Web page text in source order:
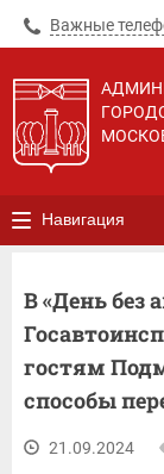
Важные
Навигация
В «День без
гостям
способы
21.09.2024